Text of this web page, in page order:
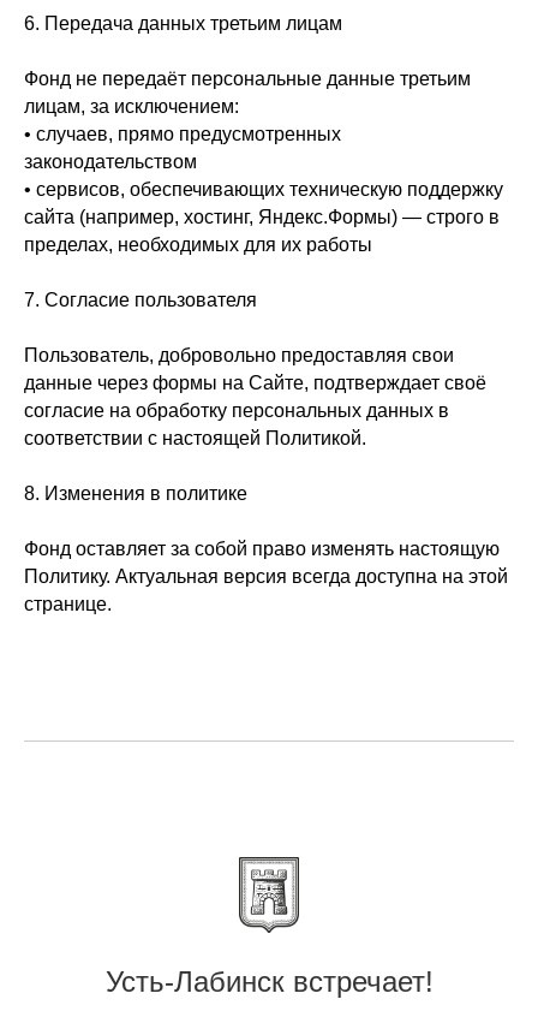
6. Передача данных третьим лицам
Фонд не передаёт персональные данные третьим
лицам, за исключением:
• случаев, прямо предусмотренных
законодательством
• сервисов, обеспечивающих техническую поддержку
сайта (например, хостинг, Яндекс.Формы) — строго в
пределах, необходимых для их работы
7. Согласие пользователя
Пользователь, добровольно предоставляя свои
данные через формы на Сайте, подтверждает своё
согласие на обработку персональных данных в
соответствии с настоящей Политикой.
8. Изменения в политике
Фонд оставляет за собой право изменять настоящую
Политику. Актуальная версия всегда доступна на этой
странице.
Усть-Лабинск встречает!